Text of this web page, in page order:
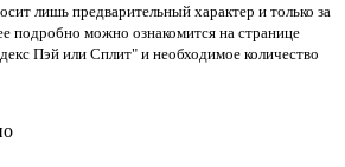
лишь предварительный характер и только за
подробно можно ознакомится на странице
Пэй или Сплит" и необходимое количество